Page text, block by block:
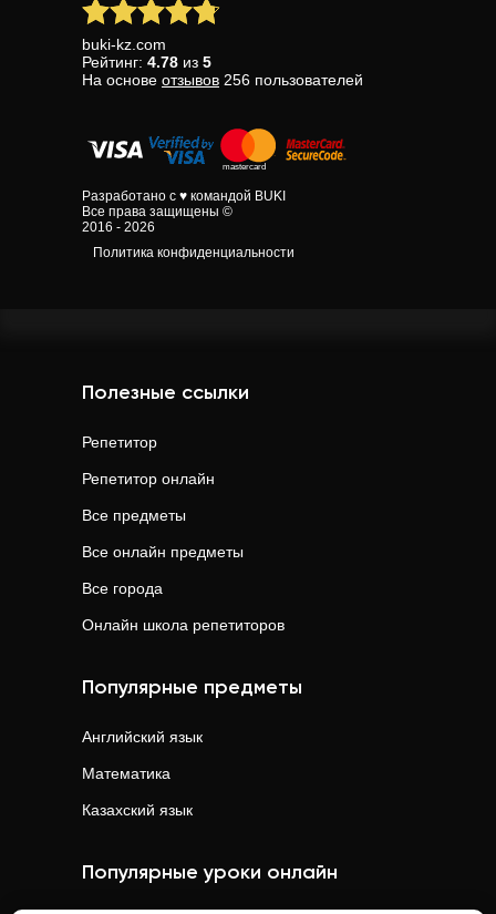
buki-kz.com
Рейтинг: 4.78 из 5
На основе отзывов 256 пользователей
Разработано с ♥ командой BUKI
Все права защищены ©
2016 - 2026
Политика конфиденциальности
Полезные ссылки
Репетитор
Репетитор онлайн
Все предметы
Все онлайн предметы
Все города
Онлайн школа репетиторов
Популярные предметы
Английский язык
Математика
Казахский язык
Популярные уроки онлайн